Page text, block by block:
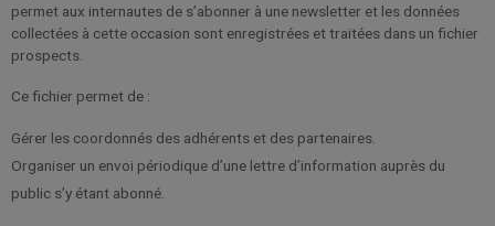
permet aux internautes de s’abonner à une newsletter et les données
collectées à cette occasion sont enregistrées et traitées dans un fichier
prospects.
Ce fichier permet de :
Gérer les coordonnés des adhérents et des partenaires.
Organiser un envoi périodique d’une lettre d’information auprès du
public s’y étant abonné.